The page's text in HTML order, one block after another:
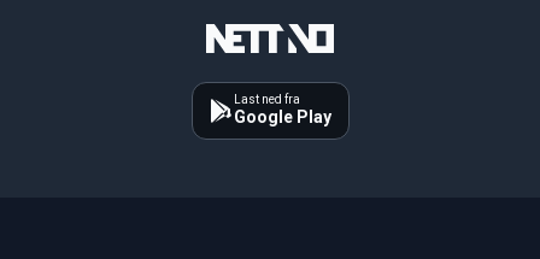
Last ned fra
Google Play